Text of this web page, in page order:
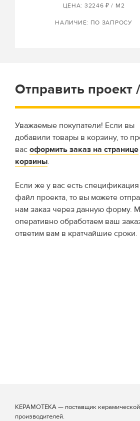
ЦЕНА: 32246 ₽ / М2
НАЛИЧИЕ: ПО ЗАПРОСУ
Отправить
Уважаемые покупатели! Если вы
добавили товары в корзину, то
вас оформить заказ на странице
корзины.
Если же у вас есть
файл проекта, то вы можете
нам заказ через данную форму.
оперативно обработаем ваш
ответим вам в кратчайшие сроки.
КЕРАМОТЕКА — поставщик керамической
производителей.